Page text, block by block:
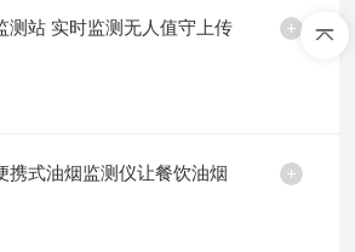
测站 实时监测无人值守上传
携式油烟监测仪让餐饮油烟